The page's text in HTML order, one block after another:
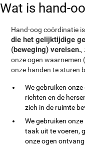
Wat is hand-
Hand-oog coördinatie
die het gelijktijdige
(beweging) vereisen.,
onze ogen waarnemen
onze handen te sturen
We gebruiken
richten en de
zich in de ruimte
We gebruiken
taak uit te voeren,
onze ogen